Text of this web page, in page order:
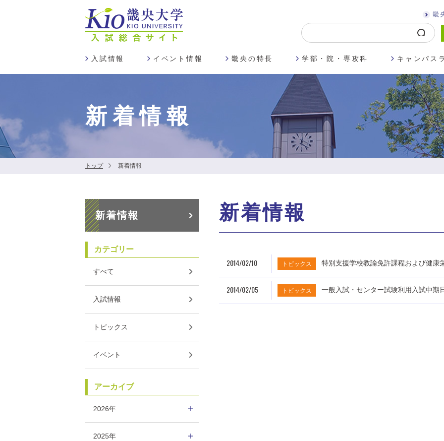
畿
入試情報 イベント情報 畿央の特長 学部・院・専攻科 キャンパス
新着情報
トップ 新着情報
新着情報
2014/02/10 トピックス 特別支援学校教諭免許課程および健康
2014/02/05 トピックス 一般入試・センター試験利用入試中期
新着情報
カテゴリー
すべて
入試情報
トピックス
イベント
アーカイブ
2026年
2025年